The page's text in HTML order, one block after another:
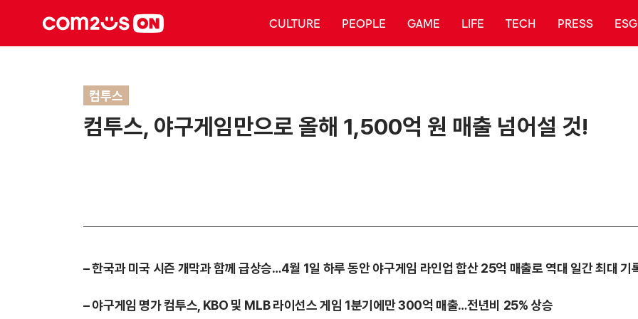
CULTURE PEOPLE GAME LIFE TECH PRESS ESG
컴투스
컴투스, 야구게임만으로 올해 1,500억 원 매출 넘어설 것!
– 한국과 미국 시즌 개막과 함께 급상승…4월 1일 하루 동안 야구게임 라인업 합산 25억 매출로 역대 일간 최대 기
– 야구게임 명가 컴투스, KBO 및 MLB 라이선스 게임 1분기에만 300억 매출…전년비 25% 상승